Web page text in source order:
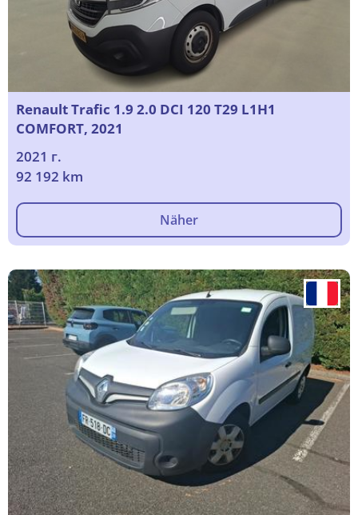
Renault Trafic 1.9 2.0 DCI 120 T29 L1H1
COMFORT, 2021
2021 г.
92 192 km
Näher